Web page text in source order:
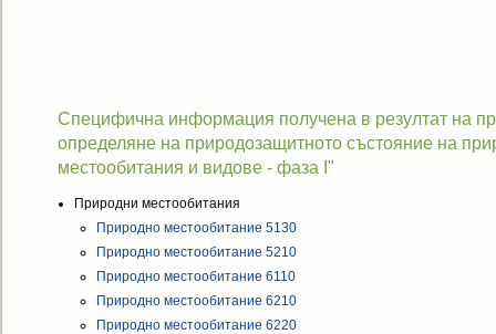
Специфична информация получена в резултат на
определяне на природозащитното състояние на
местообитания и видове - фаза I"
Природни местообитания
Природно местообитание 5130
Природно местообитание 5210
Природно местообитание 6110
Природно местообитание 6210
Природно местообитание 6220